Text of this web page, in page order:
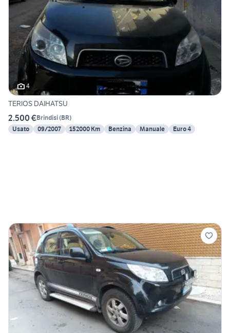
4
TERIOS DAIHATSU
2.500 €Brindisi(BR)
Usato
09/2007 152000 Km Benzina Manuale Euro 4